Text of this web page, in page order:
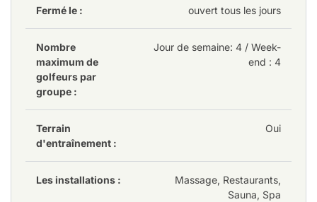
plus pour les golfeurs qui souhaitent ce petit service
supplémentaire. (Clin d'œil !)
Fermé le : ouvert tous les jours
Nombre
maximum de
golfeurs par
groupe :
Jour de semaine: 4 / Week-
end : 4
Terrain
d'entraînement :
Oui
Les installations :
Massage, Restaurants,
Sauna, Spa